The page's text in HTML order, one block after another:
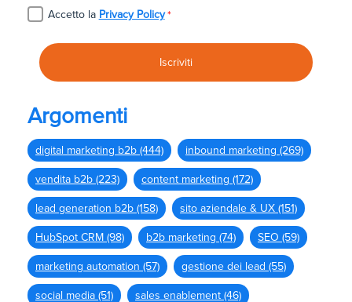
Accetto la Privacy Policy *
Argomenti
digital marketing b2b (444) inbound marketing (269)
vendita b2b (223) content marketing (172)
lead generation b2b (158) sito aziendale & UX (151)
HubSpot CRM (98) b2b marketing (74) SEO (59)
marketing automation (57) gestione dei lead (55)
social media (51) sales enablement (46)